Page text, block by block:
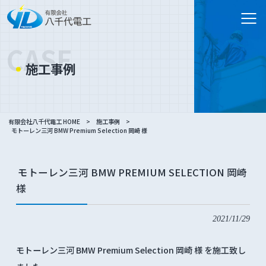
施工事例
CASE
有限会社八千代電工 HOME > 施工事例
>
モトーレン三河 BMW Premium Selection 岡崎 様
モトーレン三河 BMW PREMIUM SELECTION 岡崎
様
2021/11/29
モトーレン三河 BMW Premium Selection 岡崎 様 を施工致し